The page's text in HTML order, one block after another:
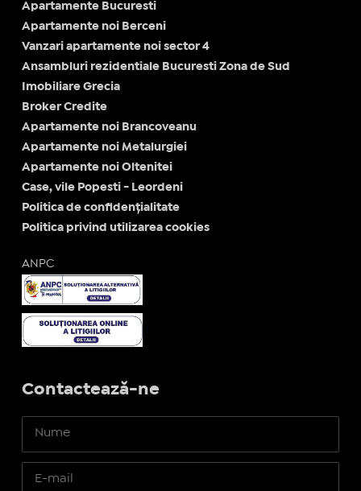
Apartamente Bucuresti
Apartamente noi Berceni
Vanzari apartamente noi sector 4
Ansambluri rezidentiale Bucuresti Zona de Sud
Imobiliare Grecia
Broker Credite
Apartamente noi Brancoveanu
Apartamente noi Metalurgiei
Apartamente noi Oltenitei
Case, vile Popesti - Leordeni
Politica de confidențialitate
Politica privind utilizarea cookies
ANPC
Contactează-ne